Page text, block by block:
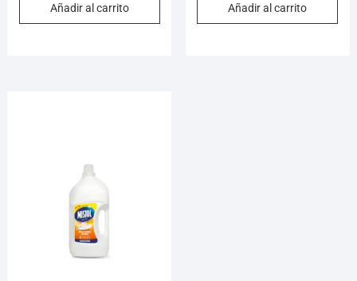
Añadir al carrito Añadir al carrito